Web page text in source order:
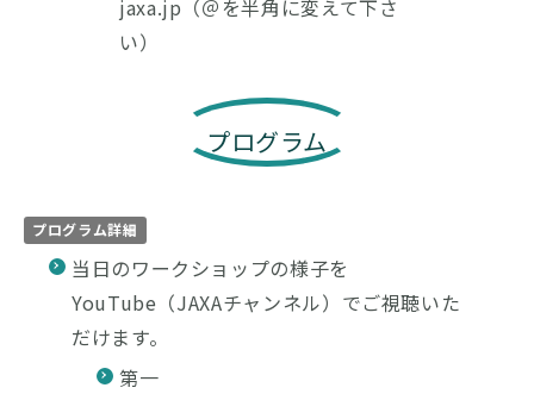
jaxa.jp（＠を半角に変えて下さ
い）
プログラム
プログラム詳細
当日のワークショップの様子を
YouTube（JAXAチャンネル）でご視聴いた
だけます。
第一